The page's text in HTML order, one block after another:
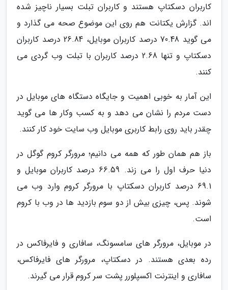
کاربران دسکتاپ هستند و کاربران تبلت بسیار ناچیز شده
اند. گزارش یکتانت هم روی این موضوع صحه می گذارد و
می گوید 70.48 درصد کاربران موبایل، 26.84 درصد کاربران
دسکتاپ و تنها 2.68 درصد کاربران با تبلت وب گردی می
کنند.
این آمار به خوبی اهمیت و جایگاه دستگاه های موبایل در
دست مردم را نشان می دهد و به کسب وکار ها می گوید
چقدر باید روی رابط کاربری موبایل وب سایت خود کار کنند.
باز هم همان طور که همه می دانیم؛ مرورگر کروم گوگل در
دنیا حرف اول را می زند. 66.59 درصد کاربران موبایل و
69.1 درصد کاربران دسکتاپ با مرورگر کروم وارد وب می
شوند. پس، چیزی بیش از دو سوم بازدید ها در وب با کروم
است.
در موبایل، مرورگر های سامسونگ، سافاری و فایرفاکس در
رده بعدی هستند. در دسکتاپ، مرورگر های فایرفاکس،
سافاری و اینترنت اکسپلورر پشت سر کروم قرار می گیرند.